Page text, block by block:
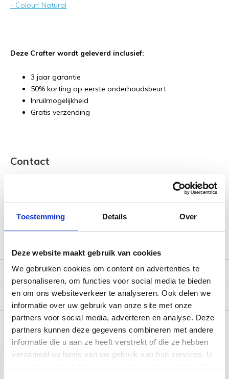
Toestemming Details Over
Deze website maakt gebruik van cookies
We gebruiken cookies om content en advertenties te
personaliseren, om functies voor social media te bieden
en om ons websiteverkeer te analyseren. Ook delen we
informatie over uw gebruik van onze site met onze
partners voor social media, adverteren en analyse. Deze
partners kunnen deze gegevens combineren met andere
informatie die u aan ze heeft verstrekt of die ze hebben
verzameld op basis van uw gebruik van hun services. U
- Colour: Natural
Deze Crafter wordt geleverd inclusief:
3 jaar garantie
50% korting op eerste onderhoudsbeurt
Inruilmogelijkheid
Gratis verzending
Contact
dan eens langs in de winkel waar onze gitaar experts je alles
over de instrumenten kunnen vertellen onder het genot van
een kopje koffie, thee of een frisje! Ook kun je contact met
Reviews
Verzending
Gerelateerde producten